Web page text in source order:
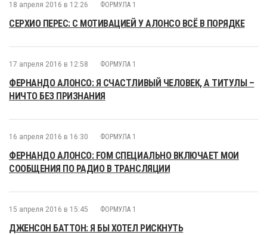
18 апреля 2016 в 12:26 ФОРМУЛА 1
СЕРХИО ПЕРЕС: С МОТИВАЦИЕЙ У АЛОНСО ВСЁ В ПОРЯДКЕ
17 апреля 2016 в 12:58 ФОРМУЛА 1
ФЕРНАНДО АЛОНСО: Я СЧАСТЛИВЫЙ ЧЕЛОВЕК, А ТИТУЛЫ –
НИЧТО БЕЗ ПРИЗНАНИЯ
16 апреля 2016 в 16:30 ФОРМУЛА 1
ФЕРНАНДО АЛОНСО: FOM СПЕЦИАЛЬНО ВКЛЮЧАЕТ МОИ
СООБЩЕНИЯ ПО РАДИО В ТРАНСЛЯЦИИ
15 апреля 2016 в 15:45 ФОРМУЛА 1
ДЖЕНСОН БАТТОН: Я БЫ ХОТЕЛ РИСКНУТЬ